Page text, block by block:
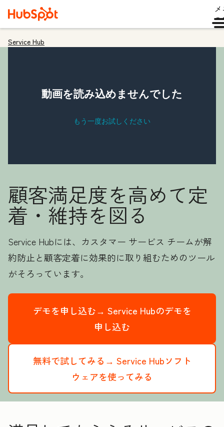
Service Hub
顧客満足度を高めて定
着・維持を図る
Service Hubには、カスタマー サービス チームが解
約防止と顧客定着に効果的に取り組むためのツール
がそろっています。
デモを申し込む→ Service Hubのデモを
申し込む
無料で試してみる→ Service Hubソフト
ウェアを使ってみる